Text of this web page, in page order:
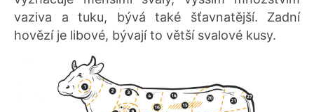
vaziva a tuku, bývá také šťavnatější. Zadní
hovězí je libové, bývají to větší svalové kusy.